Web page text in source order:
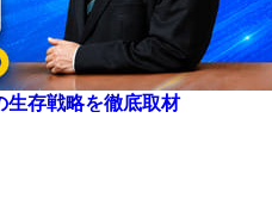
生存戦略を徹底取材